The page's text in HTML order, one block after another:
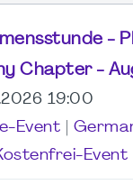
-
Chapter -
19:00
Event
Event